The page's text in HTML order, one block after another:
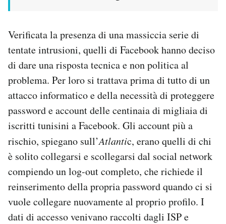
Verificata la presenza di una massiccia serie di
tentate intrusioni, quelli di Facebook hanno deciso
di dare una risposta tecnica e non politica al
problema. Per loro si trattava prima di tutto di un
attacco informatico e della necessità di proteggere
password e account delle centinaia di migliaia di
iscritti tunisini a Facebook. Gli account più a
rischio, spiegano sull’Atlantic, erano quelli di chi
è solito collegarsi e scollegarsi dal social network
compiendo un log-out completo, che richiede il
reinserimento della propria password quando ci si
vuole collegare nuovamente al proprio profilo. I
dati di accesso venivano raccolti dagli ISP e